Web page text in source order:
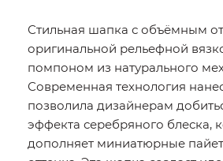
Стильная шапка с объёмным
оригинальной рельефной
помпоном из натурального
Современная технология
позволила дизайнерам
эффекта серебряного блеска,
дополняет миниатюрные